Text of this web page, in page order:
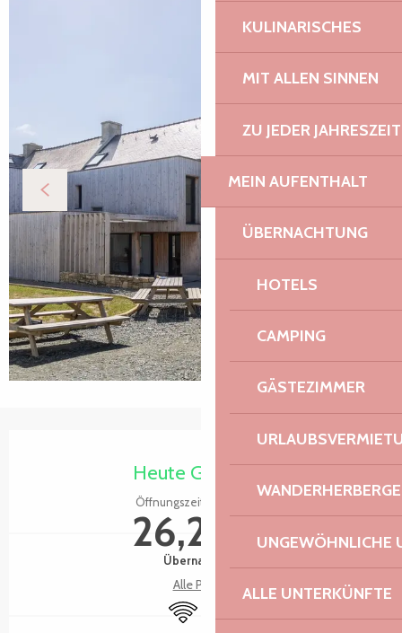
KULINARISCHES
MIT ALLEN SINNEN
ZU JEDER JAHRESZEIT
MEIN AUFENTHALT
ÜBERNACHTUNG
HOTELS
CAMPING
GÄSTEZIMMER
UNGEWÖHNLICHE
ALLE UNTERKÜNFTE
Öffnungszeiten & Kontaktdaten
Heute Geöffnet
Öffnungszeiten ansehen
26,20 €
Übernachtung
Alle Preise
Wi-Fi